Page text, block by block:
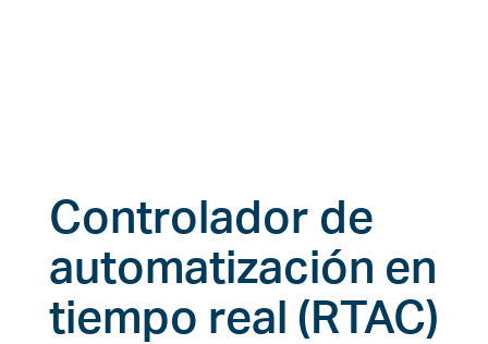
Controlador de
automatización en
tiempo real (RTAC)